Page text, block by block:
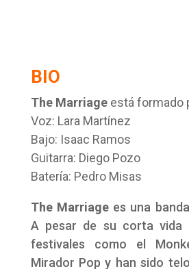
BIO
The Marriageestá formado
Voz: Lara Martínez
Bajo: Isaac Ramos
Guitarra: Diego Pozo
Batería: Pedro Misas
The Marriage es una
A pesar de su corta vida
festivales como el
Mirador Pop y han sido